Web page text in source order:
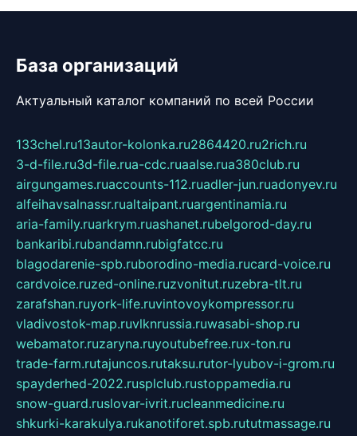
База организаций
Актуальный каталог компаний по всей России
133chel.ru13autor-kolonka.ru2864420.ru2rich.ru
3-d-file.ru3d-file.rua-cdc.ruaalse.rua380club.ru
airgungames.ruaccounts-112.ruadler-jun.ruadonyev.ru
alfeihavsalnassr.rualtaipant.ruargentinamia.ru
aria-family.ruarkrym.ruashanet.rubelgorod-day.ru
bankaribi.rubandamn.rubigfatcc.ru
blagodarenie-spb.ruborodino-media.rucard-voice.ru
cardvoice.ruzed-online.ruzvonitut.ruzebra-tlt.ru
zarafshan.ruyork-life.ruvintovoykompressor.ru
vladivostok-map.ruvlknrussia.ruwasabi-shop.ru
webamator.ruzaryna.ruyoutubefree.rux-ton.ru
trade-farm.rutajuncos.rutaksu.rutor-lyubov-i-grom.ru
spayderhed-2022.rusplclub.rustoppamedia.ru
snow-guard.ruslovar-ivrit.rucleanmedicine.ru
shkurki-karakulya.rukanotiforet.spb.rututmassage.ru